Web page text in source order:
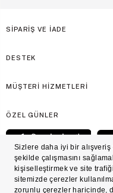
SİPARİŞ VE İADE
DESTEK
MÜŞTERİ HİZMETLERİ
ÖZEL GÜNLER
© Victoria's Secret Shaya
markasıdır. Her hakkı saklıdır.